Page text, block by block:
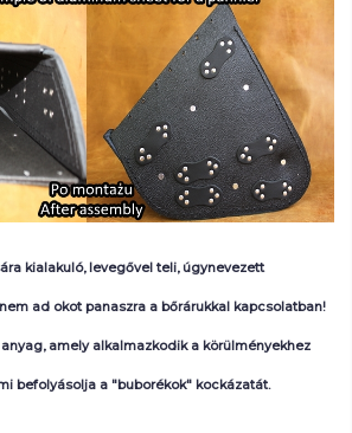
kialakuló, levegővel teli,úgynevezett
nem ad okot panaszra a bőrárukkal kapcsolatban!
anyag, amely alkalmazkodik a körülményekhez
befolyásolja a "buborékok" kockázatát.